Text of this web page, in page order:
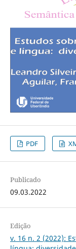
PDF
Publicado
09.03.2022
Edição
v. 16 n. 2 (2022):